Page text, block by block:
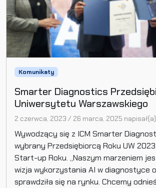
Komunikaty
Smarter Diagnostics
Uniwersytetu Warszawskiego
2 czerwca, 2023 / 26 marca, 2025 napisał(a)
Wywodzący się z ICM Smarter
wybrany Przedsiębiorcą Roku UW
Start-up Roku. „Naszym marzeniem
wizja wykorzystania AI w diagnostyce
sprawdziła się na rynku. Chcemy